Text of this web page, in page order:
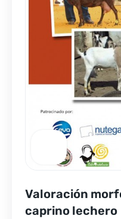
Valoración
caprino lechero